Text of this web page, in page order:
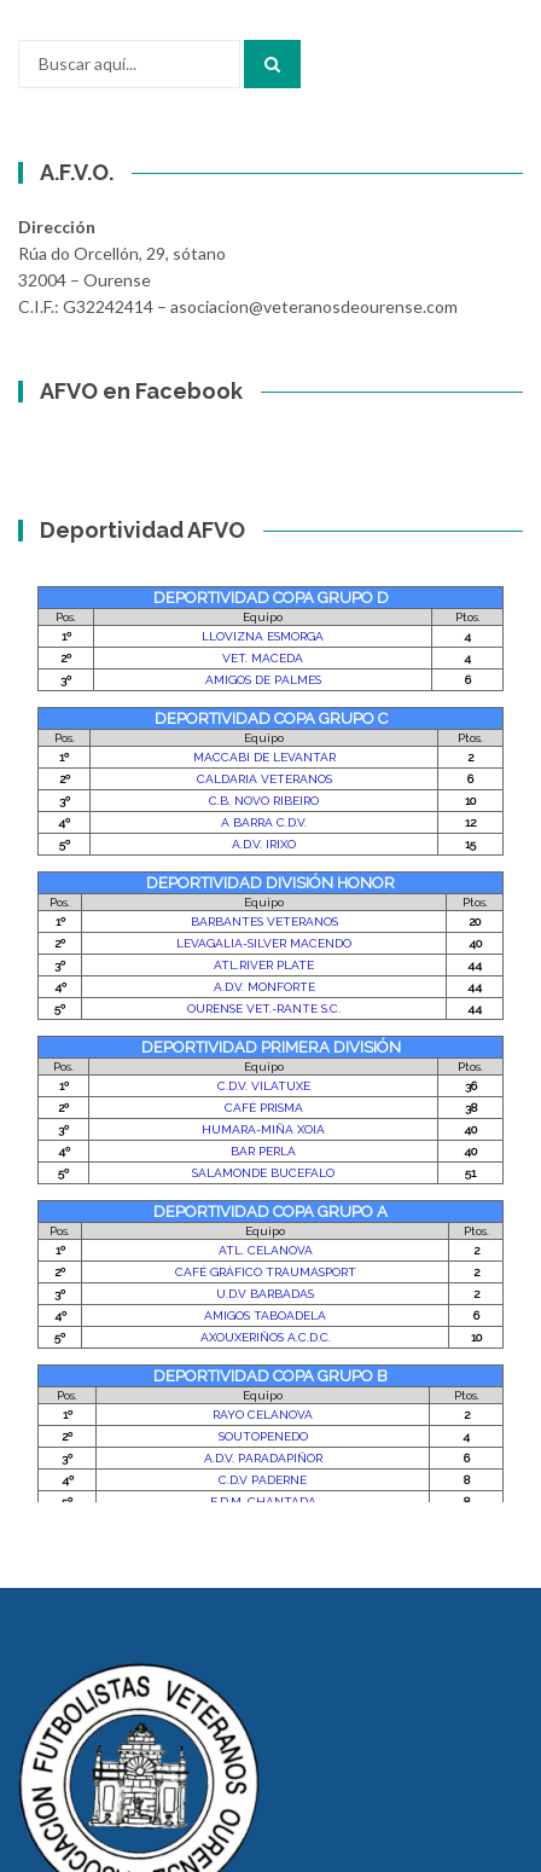
A.F.V.O.
Dirección
Rúa do Orcellón, 29, sótano
32004 – Ourense
C.I.F.: G32242414 – asociacion@veteranosdeourense.com
AFVO en Facebook
Deportividad AFVO